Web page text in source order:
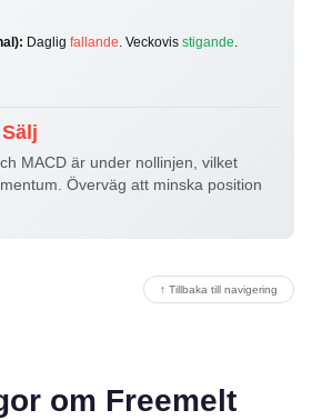
Daglig fallande. Veckovis stigande.
Sälj
MACD är under nollinjen, vilket
Överväg att minska position
↑ Tillbaka till navigering
om Freemelt